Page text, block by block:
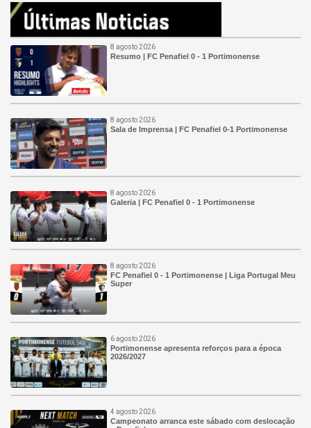
8 agosto 2026
Resumo | FC Penafiel 0 - 1 Portimonense
8 agosto 2026
Sala de Imprensa | FC Penafiel 0-1 Portimonense
8 agosto 2026
Galeria | FC Penafiel 0 - 1 Portimonense
8 agosto 2026
FC Penafiel 0 - 1 Portimonense | Liga Portugal Meu
Super
6 agosto 2026
Portimonense apresenta reforços para a época
2026/2027
4 agosto 2026
Campeonato arranca este sábado com deslocação